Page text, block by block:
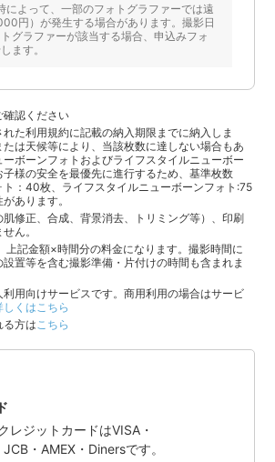
によって、一部のフォトグラファーでは遠
円）が発生する場合があります。撮影日
グラファーが該当する場合、申込みフォ
ます。
確認ください
た利用規約に記載の納入期限までに納入しま
は天候等により、当該枚数に達しない場合もあ
ーボーンフォトおよびライフスタイルニューボー
子様の安全を最優先に進行するため、基準枚数
ト：40枚、ライフスタイルニューボーンフォト:75
あります。
修正、合成、背景消去、トリミング等）、印刷
ん。
上記金額×時間分の料金になります。撮影時間に
置等を含む撮影準備・片付けの時間も含まれま
利用向けサービスです。商用利用の場合はサービ
しくはこちら
る方は こちら
レジットカードはVISA・
・AMEX・Dinersです。